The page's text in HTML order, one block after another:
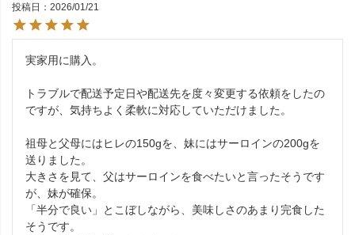
投稿日 2026/01/21
実家用に購入。
トラブルで配送予定日や配送先を度々変更する依頼をしたの
ですが、気持ちよく柔軟に対応していただけました。
祖母と父母にはヒレの150gを、妹にはサーロインの200gを
送りました。
大きさを見て、父はサーロインを食べたいと言ったそうです
が、妹が確保。
「半分で良い」とこぼしながら、美味しさのあまり完食した
そうです。